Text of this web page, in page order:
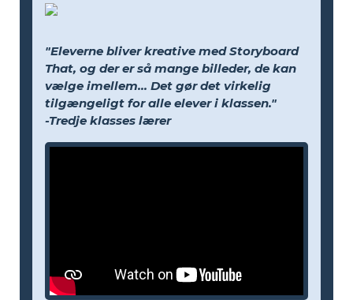
"Eleverne bliver kreative med Storyboard
That, og der er så mange billeder, de kan
vælge imellem... Det gør det virkelig
tilgængeligt for alle elever i klassen."
-Tredje klasses lærer